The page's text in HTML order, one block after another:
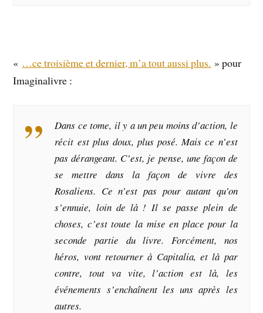
« …ce troisième et dernier, m’a tout aussi plus. » pour
Imaginalivre :
Dans ce tome, il y a un peu moins d’action, le
récit est plus doux, plus posé. Mais ce n’est
pas dérangeant. C’est, je pense, une façon de
se mettre dans la façon de vivre des
Rosaliens. Ce n’est pas pour autant qu’on
s’ennuie, loin de là ! Il se passe plein de
choses, c’est toute la mise en place pour la
seconde partie du livre. Forcément, nos
héros, vont retourner à Capitalia, et là par
contre, tout va vite, l’action est là, les
événements s’enchaînent les uns après les
autres.